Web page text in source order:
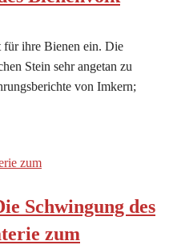
für ihre Bienen ein. Die
Stein sehr angetan zu
von Imkern;
Schwingung des
zum